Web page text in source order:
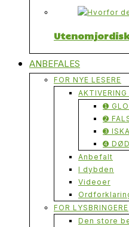
ANBEFALES
FOR NYE LESERE
➊
➋
➌
➍
Anbefalt
I dybden
Videoer
FOR LYSBRINGERE
Den store